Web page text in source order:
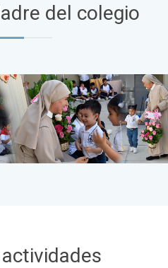
del colegio